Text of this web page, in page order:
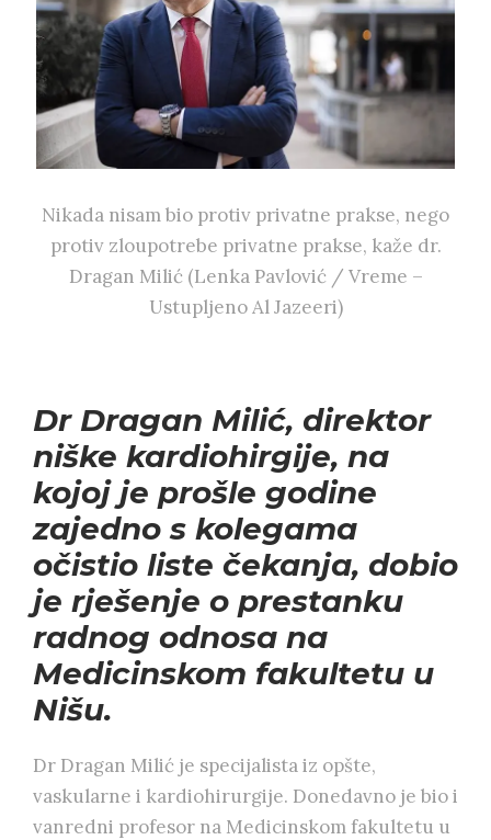
Nikada nisam bio protiv privatne prakse, nego
protiv zloupotrebe privatne prakse, kaže dr.
Dragan Milić (Lenka Pavlović / Vreme –
Ustupljeno Al Jazeeri)
Dr Dragan Milić, direktor
niške kardiohirgije, na
kojoj je prošle godine
zajedno s kolegama
očistio liste čekanja, dobio
je rješenje o prestanku
radnog odnosa na
Medicinskom fakultetu u
Nišu.
Dr Dragan Milić je specijalista iz opšte,
vaskularne i kardiohirurgije. Donedavno je bio i
vanredni profesor na Medicinskom fakultetu u